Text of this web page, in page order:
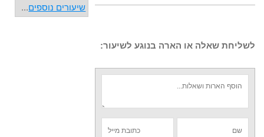
לשליחת שאלה או הארה בנוגע לשיעור:
שיעורים נוספים...